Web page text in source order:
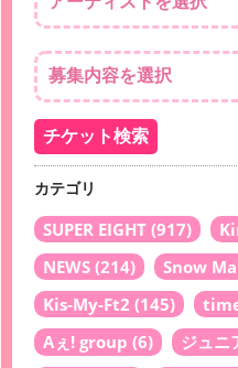
カテゴリ
SUPER EIGHT (917)
NEWS (214) Snow
Kis-My-Ft2 (145)
Aぇ! group (6) ジュニ